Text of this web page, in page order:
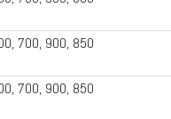
700, 900, 850
700, 900, 850